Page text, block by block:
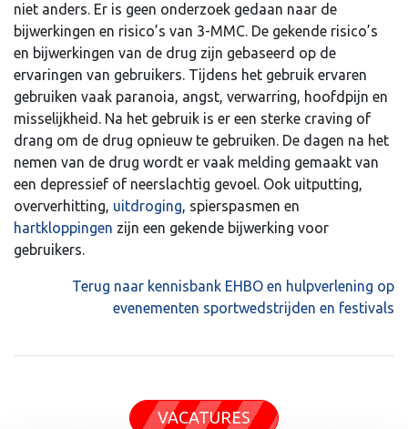
niet anders. Er is geen onderzoek gedaan naar de
bijwerkingen en risico’s van 3-MMC. De gekende risico’s
en bijwerkingen van de drug zijn gebaseerd op de
ervaringen van gebruikers. Tijdens het gebruik ervaren
gebruiken vaak paranoia, angst, verwarring, hoofdpijn en
misselijkheid. Na het gebruik is er een sterke craving of
drang om de drug opnieuw te gebruiken. De dagen na het
nemen van de drug wordt er vaak melding gemaakt van
een depressief of neerslachtig gevoel. Ook uitputting,
oververhitting, uitdroging, spierspasmen en
hartkloppingen zijn een gekende bijwerking voor
gebruikers.
Terug naar kennisbank EHBO en hulpverlening op
evenementen sportwedstrijden en festivals
VACATURES